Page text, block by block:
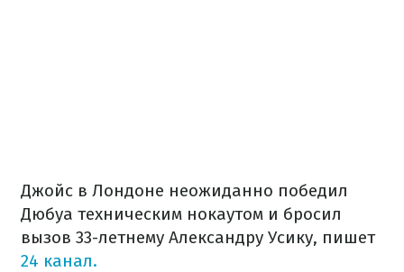
Джойс в Лондоне неожиданно победил
Дюбуа техническим нокаутом и бросил
вызов 33-летнему Александру Усику, пишет
24 канал.